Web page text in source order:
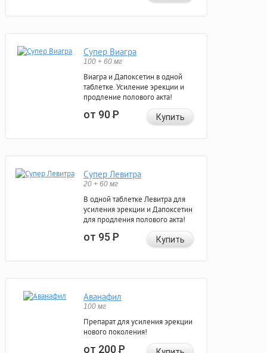
Супер Виагра
100 + 60 мг
Виагра и Дапоксетин в одной
таблетке. Усиление эрекции и
продление полового акта!
от 90Р Купить
Супер Левитра
20 + 60 мг
В одной таблетке Левитра для
усиления эрекции и Дапоксетин
для продления полового акта!
от 95Р Купить
Аванафил
100 мг
Препарат для усиления эрекции
нового поколения!
от 200Р